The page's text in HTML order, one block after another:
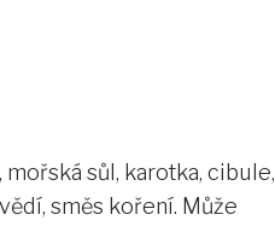
sůl, karotka, cibule,
směs koření. Může